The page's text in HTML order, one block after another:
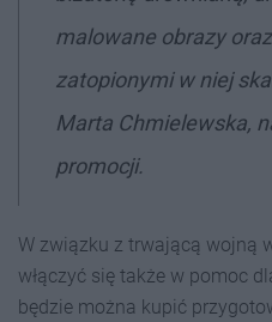
malowane obrazy
zatopionymi w niej
Marta Chmielewska,
promocji.
W związku z trwającą wojną
włączyć się także w pomoc
będzie można kupić